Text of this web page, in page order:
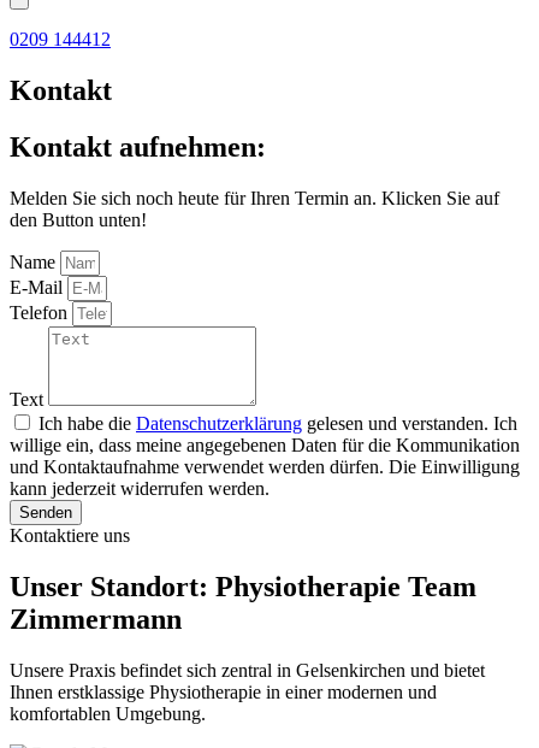
0209 144412
Kontakt
Kontakt aufnehmen:
Melden Sie sich noch heute für Ihren Termin an. Klicken Sie auf
den Button unten!
Name
E-Mail
Telefon
Text
Ich habe die Datenschutzerklärung gelesen und verstanden. Ich
willige ein, dass meine angegebenen Daten für die Kommunikation
und Kontaktaufnahme verwendet werden dürfen. Die Einwilligung
kann jederzeit widerrufen werden.
Senden
Kontaktiere uns
Unser Standort: Physiotherapie Team
Zimmermann
Unsere Praxis befindet sich zentral in Gelsenkirchen und bietet
Ihnen erstklassige Physiotherapie in einer modernen und
komfortablen Umgebung.